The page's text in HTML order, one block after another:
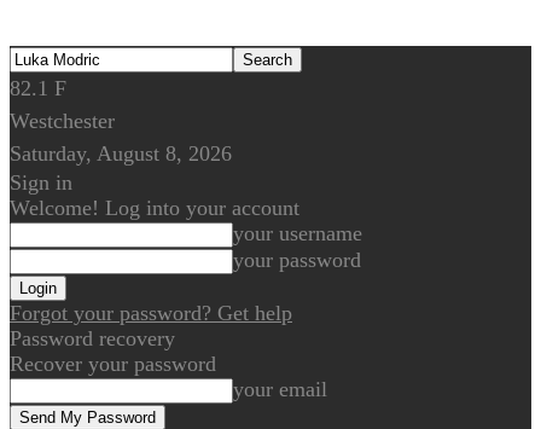
82.1 F
Westchester
Saturday, August 8, 2026
Sign in
Welcome! Log into your account
your username
your password
Forgot your password? Get help
Password recovery
Recover your password
your email